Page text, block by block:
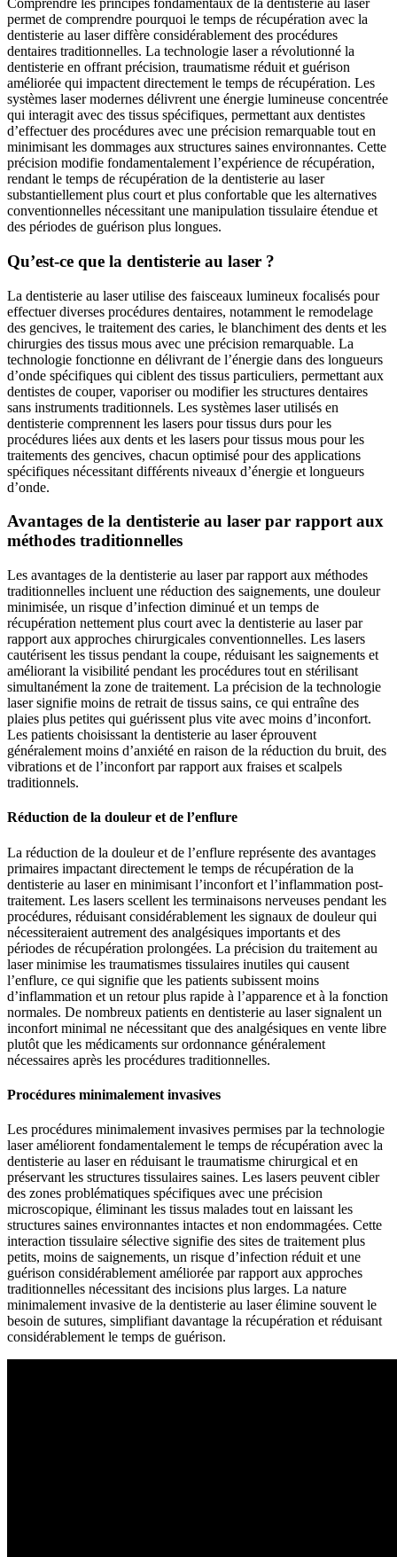
Comprendre les principes fondamentaux de la dentisterie au laser
permet de comprendre pourquoi le temps de récupération avec la
dentisterie au laser diffère considérablement des procédures
dentaires traditionnelles. La technologie laser a révolutionné la
dentisterie en offrant précision, traumatisme réduit et guérison
améliorée qui impactent directement le temps de récupération. Les
systèmes laser modernes délivrent une énergie lumineuse concentrée
qui interagit avec des tissus spécifiques, permettant aux dentistes
d’effectuer des procédures avec une précision remarquable tout en
minimisant les dommages aux structures saines environnantes. Cette
précision modifie fondamentalement l’expérience de récupération,
rendant le temps de récupération de la dentisterie au laser
substantiellement plus court et plus confortable que les alternatives
conventionnelles nécessitant une manipulation tissulaire étendue et
des périodes de guérison plus longues.
Qu’est-ce que la dentisterie au laser ?
La dentisterie au laser utilise des faisceaux lumineux focalisés pour
effectuer diverses procédures dentaires, notamment le remodelage
des gencives, le traitement des caries, le blanchiment des dents et les
chirurgies des tissus mous avec une précision remarquable. La
technologie fonctionne en délivrant de l’énergie dans des longueurs
d’onde spécifiques qui ciblent des tissus particuliers, permettant aux
dentistes de couper, vaporiser ou modifier les structures dentaires
sans instruments traditionnels. Les systèmes laser utilisés en
dentisterie comprennent les lasers pour tissus durs pour les
procédures liées aux dents et les lasers pour tissus mous pour les
traitements des gencives, chacun optimisé pour des applications
spécifiques nécessitant différents niveaux d’énergie et longueurs
d’onde.
Avantages de la dentisterie au laser par rapport aux
méthodes traditionnelles
Les avantages de la dentisterie au laser par rapport aux méthodes
traditionnelles incluent une réduction des saignements, une douleur
minimisée, un risque d’infection diminué et un temps de
récupération nettement plus court avec la dentisterie au laser par
rapport aux approches chirurgicales conventionnelles. Les lasers
cautérisent les tissus pendant la coupe, réduisant les saignements et
améliorant la visibilité pendant les procédures tout en stérilisant
simultanément la zone de traitement. La précision de la technologie
laser signifie moins de retrait de tissus sains, ce qui entraîne des
plaies plus petites qui guérissent plus vite avec moins d’inconfort.
Les patients choisissant la dentisterie au laser éprouvent
généralement moins d’anxiété en raison de la réduction du bruit, des
vibrations et de l’inconfort par rapport aux fraises et scalpels
traditionnels.
Réduction de la douleur et de l’enflure
La réduction de la douleur et de l’enflure représente des avantages
primaires impactant directement le temps de récupération de la
dentisterie au laser en minimisant l’inconfort et l’inflammation post-
traitement. Les lasers scellent les terminaisons nerveuses pendant les
procédures, réduisant considérablement les signaux de douleur qui
nécessiteraient autrement des analgésiques importants et des
périodes de récupération prolongées. La précision du traitement au
laser minimise les traumatismes tissulaires inutiles qui causent
l’enflure, ce qui signifie que les patients subissent moins
d’inflammation et un retour plus rapide à l’apparence et à la fonction
normales. De nombreux patients en dentisterie au laser signalent un
inconfort minimal ne nécessitant que des analgésiques en vente libre
plutôt que les médicaments sur ordonnance généralement
nécessaires après les procédures traditionnelles.
Procédures minimalement invasives
Les procédures minimalement invasives permises par la technologie
laser améliorent fondamentalement le temps de récupération avec la
dentisterie au laser en réduisant le traumatisme chirurgical et en
préservant les structures tissulaires saines. Les lasers peuvent cibler
des zones problématiques spécifiques avec une précision
microscopique, éliminant les tissus malades tout en laissant les
structures saines environnantes intactes et non endommagées. Cette
interaction tissulaire sélective signifie des sites de traitement plus
petits, moins de saignements, un risque d’infection réduit et une
guérison considérablement améliorée par rapport aux approches
traditionnelles nécessitant des incisions plus larges. La nature
minimalement invasive de la dentisterie au laser élimine souvent le
besoin de sutures, simplifiant davantage la récupération et réduisant
considérablement le temps de guérison.